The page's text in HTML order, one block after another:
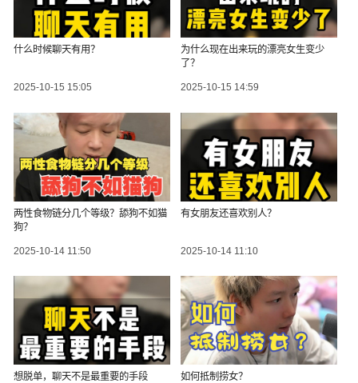
什么时候聊天有用？
2025-10-15 15:05
为什么现在出来玩的漂亮女生变少
了？
2025-10-15 14:59
两性食物链分几个等级？舔狗不如猫
狗？
2025-10-14 11:50
有女朋友还喜欢别人？
2025-10-14 11:10
想脱单，聊天不是最重要的手段 如何抵制捞女？